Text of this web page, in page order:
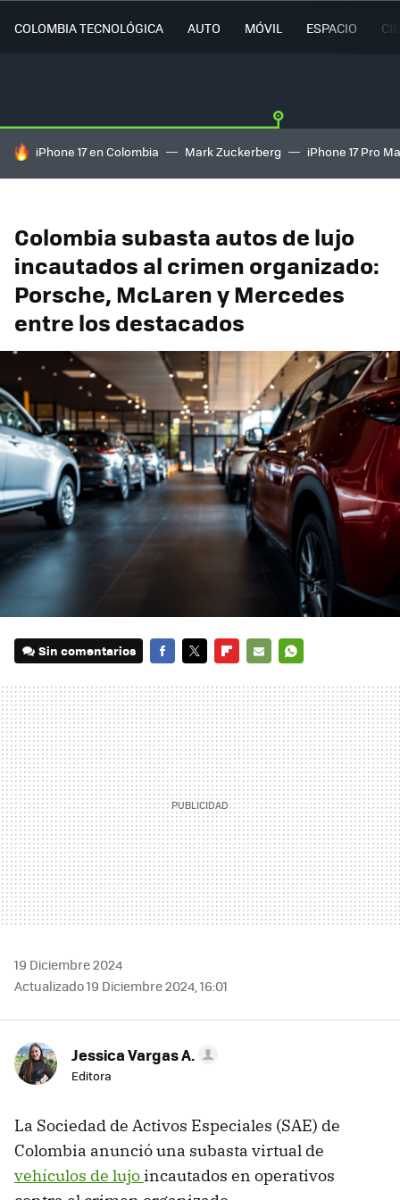
COLOMBIA TECNOLÓGICA AUTO MÓVIL ESPACIO
HOY SE HABLA DE
iPhone 17 en Colombia Mark Zuckerberg iPhone 17 Pro
Colombia subasta autos de lujo
incautados al crimen organizado:
Porsche, McLaren y Mercedes
entre los destacados
Sin comentarios
MAIL
19 Diciembre 2024
Actualizado 19 Diciembre 2024, 16:01
Jessica Vargas A.
Editora
La Sociedad de Activos Especiales (SAE) de
Colombia anunció una subasta virtual de
vehículos de lujo incautados en operativos